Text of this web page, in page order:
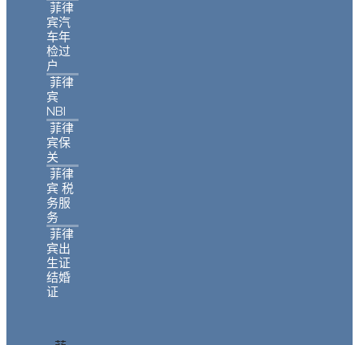
菲律
宾汽
车年
检过
户
菲律
宾
NBI
菲律
宾保
关
菲律
宾 税
务服
务
菲律
宾出
生证
结婚
证